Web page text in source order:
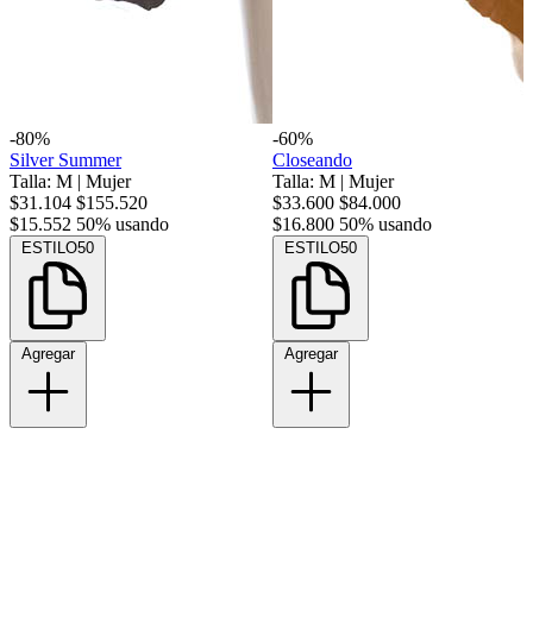
-80%
Silver Summer
Talla: M | Mujer
$31.104 $155.520
$15.552 50% usando
ESTILO50
Agregar
-60%
Closeando
Talla: M | Mujer
$33.600 $84.000
$16.800 50% usando
ESTILO50
Agregar